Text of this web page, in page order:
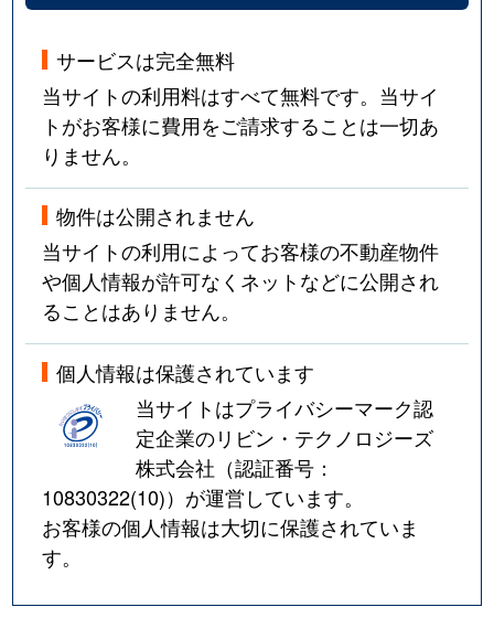
サービスは完全無料
当サイトの利用料はすべて無料です。当サイ
トがお客様に費用をご請求することは一切あ
りません。
物件は公開されません
当サイトの利用によってお客様の不動産物件
や個人情報が許可なくネットなどに公開され
ることはありません。
個人情報は保護されています
当サイトはプライバシーマーク認
定企業のリビン・テクノロジーズ
株式会社（認証番号：
10830322(10)）が運営しています。
お客様の個人情報は大切に保護されていま
す。